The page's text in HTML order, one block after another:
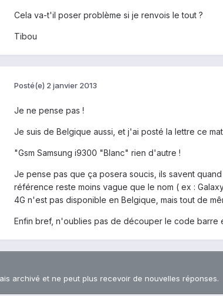
Cela va-t'il poser problème si je renvois le tout ?
Tibou
Posté(e) 2 janvier 2013
Je ne pense pas !
Je suis de Belgique aussi, et j'ai posté la lettre ce
"Gsm Samsung i9300 "Blanc" rien d'autre !
Je pense pas que ça posera soucis, ils savent
référence reste moins vague que le nom ( ex :
4G n'est pas disponible en Belgique, mais tout de
Enfin bref, n'oublies pas de découper le code barre
archivé et ne peut plus recevoir de nouvelles réponses.